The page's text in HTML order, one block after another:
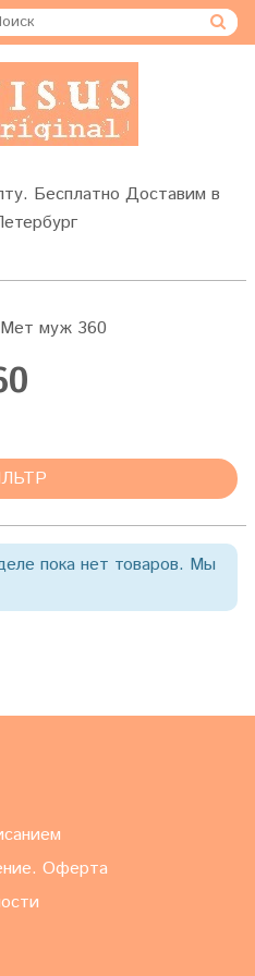
Бесплатно Доставим в
Мет муж 360
пока нет товаров. Мы
Оферта